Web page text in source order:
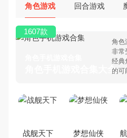
角色游戏 回合游戏
角色手机游戏合集大全 >
角色
非常
经典
的可
色
乐
集
1607款
战舰天下 梦想仙侠